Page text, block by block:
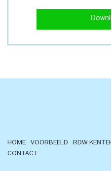
HOME VOORBEELD RDW
CONTACT